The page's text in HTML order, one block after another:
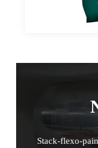
Stack-flexo-